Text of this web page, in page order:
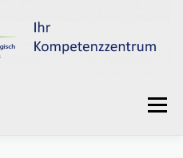
Menü